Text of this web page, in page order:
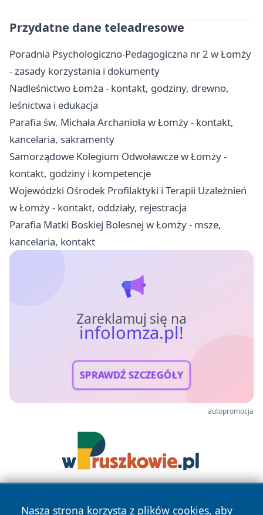
Przydatne dane teleadresowe
Poradnia Psychologiczno-Pedagogiczna nr 2 w Łomży
- zasady korzystania i dokumenty
Nadleśnictwo Łomża - kontakt, godziny, drewno,
leśnictwa i edukacja
Parafia św. Michała Archanioła w Łomży - kontakt,
kancelaria, sakramenty
Samorządowe Kolegium Odwoławcze w Łomży -
kontakt, godziny i kompetencje
Wojewódzki Ośrodek Profilaktyki i Terapii Uzależnień
w Łomży - kontakt, oddziały, rejestracja
Parafia Matki Boskiej Bolesnej w Łomży - msze,
kancelaria, kontakt
Zareklamuj się na
infolomza.pl!
SPRAWDŹ SZCZEGÓŁY
autopromocja
Nasza strona korzysta z plików cookies, aby